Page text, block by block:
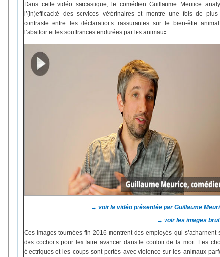
Dans cette vidéo sarcastique, le comédien Guillaume Meurice
l’(in)efficacité des services vétérinaires et montre une fois de
contraste entre les déclarations rassurantes sur le bien-être
l’abattoir et les souffrances endurées par les animaux.
→ voir la vidéo présentée par Guillaume
→ voir les images
Ces images tournées fin 2016 montrent des employés qui s’acharnent
des cochons pour les faire avancer dans le couloir de la mort. Les
électriques et les coups sont portés avec violence sur les animaux